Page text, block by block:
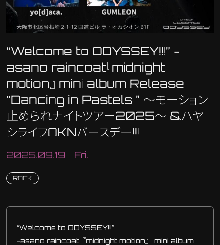
“Welcome to ODYSSEY!!!” -
asano raincoat『midnight
motion』 mini album Release
“Dancing in Pastels ” 〜モーション
止められナイトツアー2025〜 &ハヤ
シライフOKNバースデー!!!
2025.09.19 Fri.
ROCK
“Welcome to ODYSSEY!!!”
-asano raincoat『midnight motion』 mini album